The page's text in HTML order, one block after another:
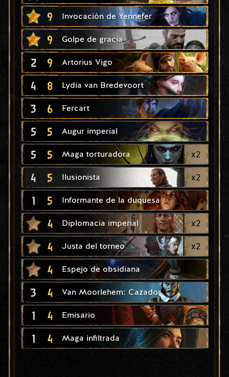
9 Invocación de Yennefer
9 Golpe de gracia
2 9 Artorius Vigo
4 8 Lydia van Bredevoort
3 6 Fercart
5 5 Augur imperial
5 5 Maga torturadora x2
4 5 Ilusionista x2
1 5 Informante de la duquesa
4 Diplomacia imperial x2
4 Justa del torneo x2
4 Espejo de obsidiana
3 4 Van Moorlehem: Cazador
1 4 Emisario
1 4 Maga infiltrada